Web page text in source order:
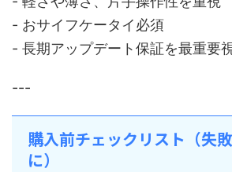
- おサイフケータイ必須
- 長期アップデート保証を最重要
---
購入前チェックリスト（失
に）